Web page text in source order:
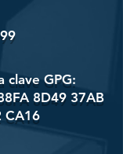
clave GPG:
8D49 37AB
CA16